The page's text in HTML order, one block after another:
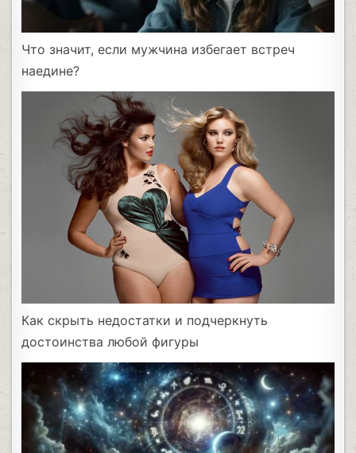
Что значит, если мужчина избегает встреч
наедине?
Как скрыть недостатки и подчеркнуть
достоинства любой фигуры